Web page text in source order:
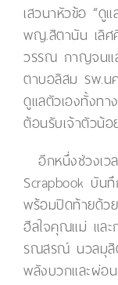
เสวนาหัวข้อ “ดู
พญ.สิตานัน เลิ
วรรณ กาญจนแส
ตาบอลิสม รพ.น
ดูแลตัวเองทั้งท
ต้อนรับเจ้าตัวน้อ
อีกหนึ่งช่วงเว
Scrapbook บัน
พร้อมปิดท้ายด้ว
ฮีลใจคุณแม่ แล
รณสรณ์ นวลมุสิ
พลังบวกและผ่อ